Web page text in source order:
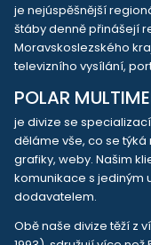
je nejúspěšnější
štáby denně přinášejí
Moravskoslezského
televizního vysílání,
POLAR
je divize se
děláme vše, co se
grafiky, weby. Našim
komunikace s jediným
dodavatelem.
Obě naše divize těží z